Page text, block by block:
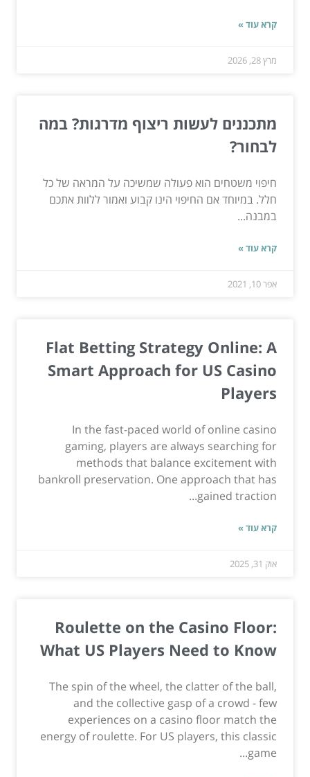
קרא עוד »
מרץ 28, 2026
מתכננים לעשות ריצוף מדרגות? במה
לבחור?
חיפוי משטחים הוא פעולה שמשיכה על המראה של כל
חלל. במיוחד אם החיפוי הינו קבוע ואמור ללוות אתכם
במבנה...
קרא עוד »
אפר 10, 2021
Flat Betting Strategy Online: A
Smart Approach for US Casino
Players
In the fast-paced world of online casino
gaming, players are always searching for
methods that balance excitement with
bankroll preservation. One approach that has
gained traction...
קרא עוד »
אוק 31, 2025
Roulette on the Casino Floor:
What US Players Need to Know
The spin of the wheel, the clatter of the ball,
and the collective gasp of a crowd - few
experiences on a casino floor match the
energy of roulette. For US players, this classic
game...